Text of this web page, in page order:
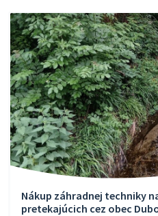
Nákup záhradnej techniky
pretekajúcich cez obec